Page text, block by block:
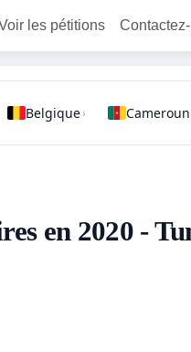
les pétitions
Belgique› Cameroun
en 2020 -